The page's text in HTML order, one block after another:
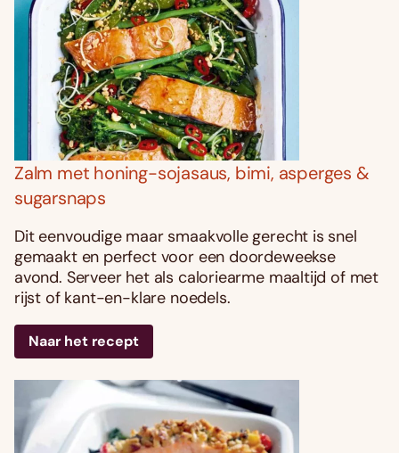
Zalm met honing-sojasaus, bimi, asperges &
sugarsnaps
Dit eenvoudige maar smaakvolle gerecht is snel
gemaakt en perfect voor een doordeweekse
avond. Serveer het als caloriearme maaltijd of met
rijst of kant-en-klare noedels.
Naar het recept